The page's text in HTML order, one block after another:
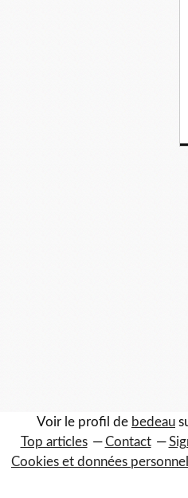
Voir le profil de bedeau
Top articles
Contact
Cookies et données